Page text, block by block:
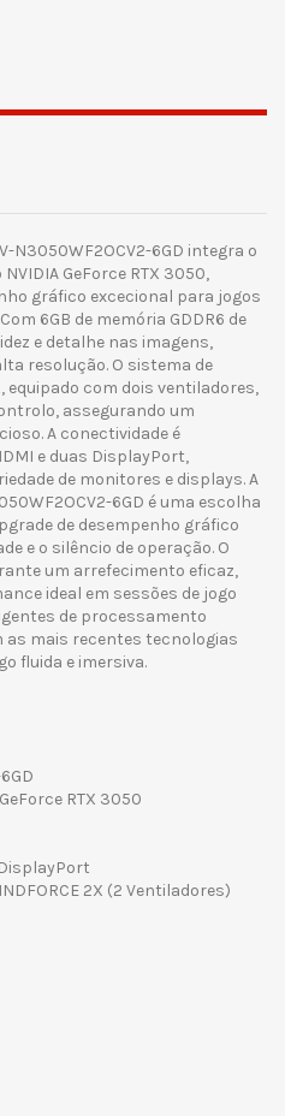
N3050WF2OCV2-6GD integra o
GeForce RTX 3050,
gráfico excecional para jogos
6GB de memória GDDR6 de
e detalhe nas imagens,
resolução. O sistema de
equipado com dois ventiladores,
assegurando um
A conectividade é
e duas DisplayPort,
de monitores e displays. A
6GD é uma escolha
de desempenho gráfico
e o silêncio de operação. O
um arrefecimento eficaz,
ideal em sessões de jogo
de processamento
as mais recentes tecnologias
fluida e imersiva.
RTX 3050
2X (2 Ventiladores)